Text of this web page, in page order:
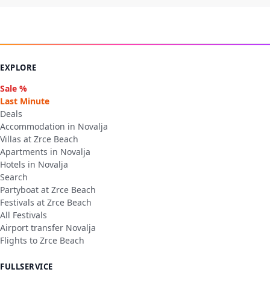
EXPLORE
Sale %
Last Minute
Deals
Accommodation in Novalja
Villas at Zrce Beach
Apartments in Novalja
Hotels in Novalja
Search
Partyboat at Zrce Beach
Festivals at Zrce Beach
All Festivals
Airport transfer Novalja
Flights to Zrce Beach
FULLSERVICE